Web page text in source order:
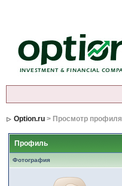
Option.ru> Просмотр профиля
Профиль
Фотография